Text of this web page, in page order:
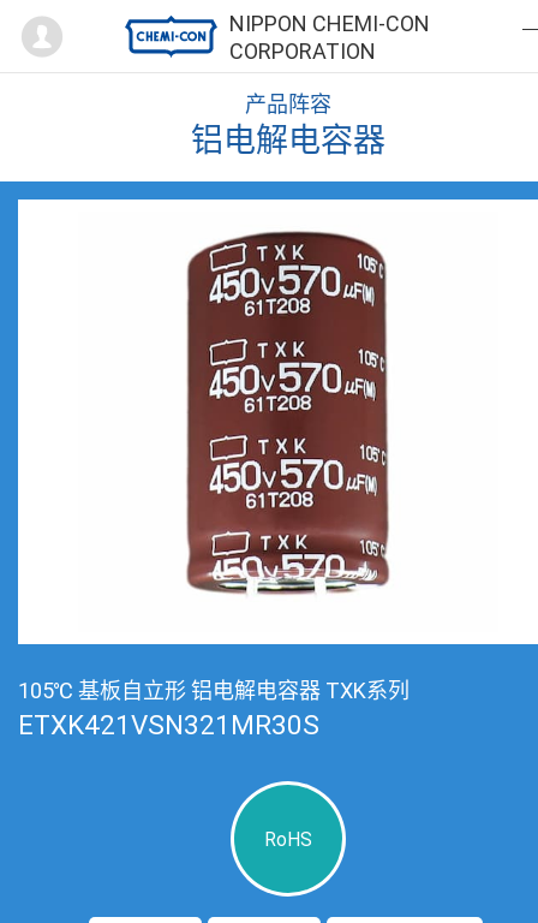
NIPPON CHEMI-CON
CORPORATION
Mypage
产品阵容
铝电解电容器
105℃ 基板自立形 铝电解电容器 TXK系列
ETXK421VSN321MR30S
RoHS